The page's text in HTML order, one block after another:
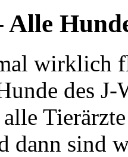
Alle
wirklich
des
dann sind